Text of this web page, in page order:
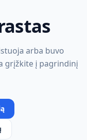
arba buvo
grįžkite į pagrindinį